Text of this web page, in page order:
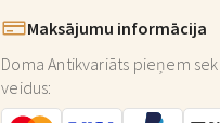
Maksājumu informācija
Doma Antikvariāts pieņem
veidus: